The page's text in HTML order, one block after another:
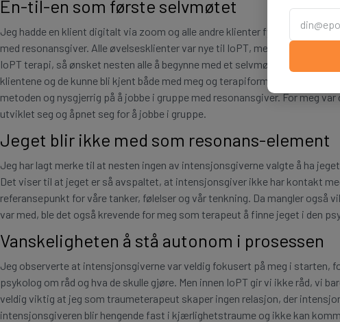
En-til-en som første selvmøtet
Jeg hadde en klient digitalt via zoom og alle andre klienter fysisk, og jeg
med resonansgiver. Alle øvelsesklienter var nye til IoPT, men har vært på
IoPT terapi, så ønsket nesten alle å begynne med et selvmøte en-til-en i
klientene og de kunne bli kjent både med meg og terapiformen. Jeg
metoden og nysgjerrig på å jobbe i gruppe med resonansgiver. For meg
utviklet seg og åpnet seg for å jobbe i gruppe.
Jeget blir ikke med som resonans-element
Jeg har lagt merke til at nesten ingen av intensjonsgiverne valgte å ha
Det viser til at jeget er så avspaltet, at intensjonsgiver ikke har kontakt
referansepunkt for våre tanker, følelser og vår tenkning. Da mangler også
var med, ble det også krevende for meg som terapeut å finne jeget i den
Vanskeligheten å stå autonom i prosessen
Jeg observerte at intensjonsgiverne var veldig fokusert på meg i starten,
psykolog om råd og hva de skulle gjøre. Men innen IoPT gir vi ikke råd, vi
veldig viktig at jeg som traumeterapeut skaper ingen relasjon, der
intensjonsgiveren blir hengende fast i kjærlighetstraume og ikke kan